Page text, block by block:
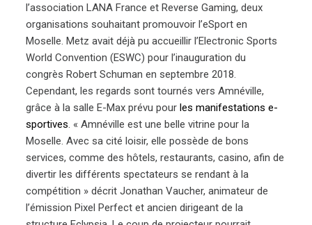
l’association LANA France et Reverse Gaming, deux
organisations souhaitant promouvoir l’eSport en
Moselle. Metz avait déjà pu accueillir l’Electronic Sports
World Convention (ESWC) pour l’inauguration du
congrès Robert Schuman en septembre 2018.
Cependant, les regards sont tournés vers Amnéville,
grâce à la salle E-Max prévu pourles manifestations e-
sportives. « Amnéville est une belle vitrine pour la
Moselle. Avec sa cité loisir, elle possède de bons
services, comme des hôtels, restaurants, casino, afin de
divertir les différents spectateurs se rendant à la
compétition » décrit Jonathan Vaucher, animateur de
l’émission Pixel Perfect et ancien dirigeant de la